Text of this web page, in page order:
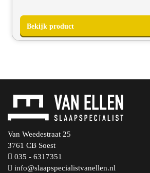
was:
van
€0,00.
is:
€0,00.
Van Weedestraat 25
3761 CB Soest
035 - 6317351
info@slaapspecialistvanellen.nl